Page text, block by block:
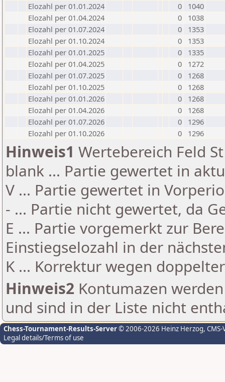
Elozahl per 01.01.2024
0
1040
Elozahl per 01.04.2024
0
1038
Elozahl per 01.07.2024
0
1353
Elozahl per 01.10.2024
0
1353
Elozahl per 01.01.2025
0
1335
Elozahl per 01.04.2025
0
1272
Elozahl per 01.07.2025
0
1268
Elozahl per 01.10.2025
0
1268
Elozahl per 01.01.2026
0
1268
Elozahl per 01.04.2026
0
1268
Elozahl per 01.07.2026
0
1296
Elozahl per 01.10.2026
0 1296
Hinweis1 Wertebereich Feld
blank ... Partie gewertet in
V ... Partie gewertet in
- ... Partie nicht gewertet, da
E ... Partie vorgemerkt zur
Einstiegselozahl in der
K ... Korrektur wegen
Hinweis2 Kontumazen
und sind in der Liste nicht
Chess-Tournament-Results-Server© 2006-2026 Heinz Herzog,
Legal details/Terms of use